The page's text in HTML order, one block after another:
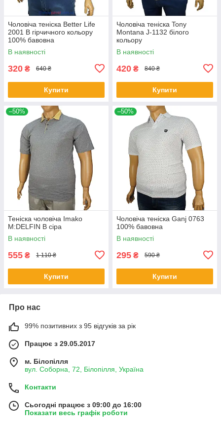
Чоловіча теніска Better Life
2001 B гірчичного кольору
100% бавовна
В наявності
320 ₴ 640 ₴
Купити
Чоловіча теніска Tony
Montana J-1132 білого
кольору
В наявності
420 ₴ 840 ₴
Купити
–50%
Теніска чоловіча Imako
M:DELFIN В сіра
В наявності
555 ₴ 1 110 ₴
Купити
–50%
Чоловіча теніска Ganj 0763
100% бавовна
В наявності
295 ₴ 590 ₴
Купити
Про нас
99% позитивних з 95 відгуків за рік
Працює з 29.05.2017
м. Білопілля
вул. Соборна, 72, Білопілля, Україна
Контакти
Сьогодні працює з 09:00 до 16:00
Показати весь графік роботи